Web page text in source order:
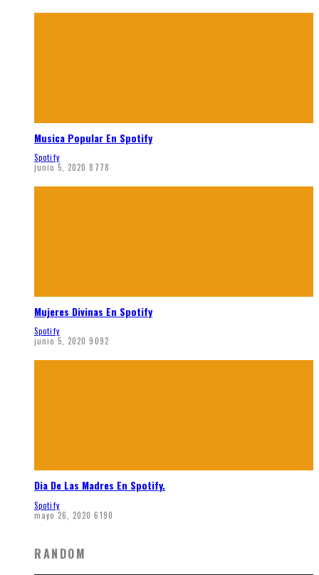
Musica Popular En Spotify
Spotify
junio 5, 2020 8778
Mujeres Divinas En Spotify
Spotify
junio 5, 2020 9092
Dia De Las Madres En Spotify.
Spotify
mayo 26, 2020 6190
RANDOM